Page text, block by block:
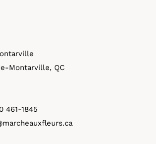
produit
Montarville, QC
461-1845